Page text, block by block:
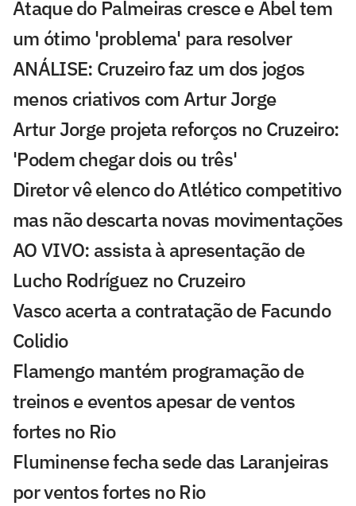
Ataque do Palmeiras cresce e Abel tem
um ótimo 'problema' para resolver
ANÁLISE: Cruzeiro faz um dos jogos
menos criativos com Artur Jorge
Artur Jorge projeta reforços no Cruzeiro:
'Podem chegar dois ou três'
Diretor vê elenco do Atlético competitivo
mas não descarta novas movimentações
AO VIVO: assista à apresentação de
Lucho Rodríguez no Cruzeiro
Vasco acerta a contratação de Facundo
Colidio
Flamengo mantém programação de
treinos e eventos apesar de ventos
fortes no Rio
Fluminense fecha sede das Laranjeiras
por ventos fortes no Rio